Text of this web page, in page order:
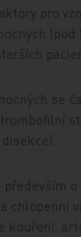
pro
se
především
chlopenní
kouření,